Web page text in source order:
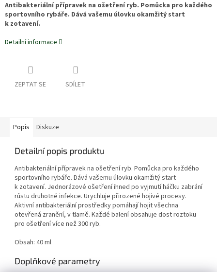
Antibakteriální přípravek na ošetření ryb. Pomůcka pro každého
sportovního rybáře. Dává vašemu úlovku okamžitý start
k zotavení.
Detailní informace
ZEPTAT SE SDÍLET
Popis Diskuze
Detailní popis produktu
Antibakteriální přípravek na ošetření ryb. Pomůcka pro každého
sportovního rybáře. Dává vašemu úlovku okamžitý start
k zotavení. Jednorázové ošetření ihned po vyjmutí háčku zabrání
růstu druhotné infekce. Urychluje přirozené hojivé procesy.
Aktivní antibakteriální prostředky pomáhají hojit všechna
otevřená zranění, v tlamě. Každé balení obsahuje dost roztoku
pro ošetření více než 300 ryb.
Obsah: 40 ml
Doplňkové parametry